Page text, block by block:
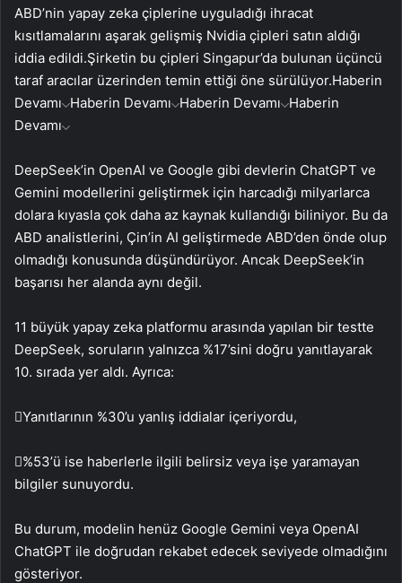
ABD’nin yapay zeka çiplerine uyguladığı ihracat
kısıtlamalarını aşarak gelişmiş Nvidia çipleri satın aldığı
iddia edildi.Şirketin bu çipleri Singapur’da bulunan üçüncü
taraf aracılar üzerinden temin ettiği öne sürülüyor.Haberin
Devamı Haberin Devamı Haberin Devamı Haberin
Devamı
DeepSeek’in OpenAI ve Google gibi devlerin ChatGPT ve
Gemini modellerini geliştirmek için harcadığı milyarlarca
dolara kıyasla çok daha az kaynak kullandığı biliniyor. Bu da
ABD analistlerini, Çin’in AI geliştirmede ABD’den önde olup
olmadığı konusunda düşündürüyor. Ancak DeepSeek’in
başarısı her alanda aynı değil.
11 büyük yapay zeka platformu arasında yapılan bir testte
DeepSeek, soruların yalnızca %17’sini doğru yanıtlayarak
10. sırada yer aldı. Ayrıca:
Yanıtlarının %30’u yanlış iddialar içeriyordu,
%53’ü ise haberlerle ilgili belirsiz veya işe yaramayan
bilgiler sunuyordu.
Bu durum, modelin henüz Google Gemini veya OpenAI
ChatGPT ile doğrudan rekabet edecek seviyede olmadığını
gösteriyor.